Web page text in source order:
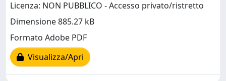
Licenza: NON PUBBLICO - Accesso privato/ristretto
Dimensione 885.27 kB
Formato Adobe PDF
Visualizza/Apri